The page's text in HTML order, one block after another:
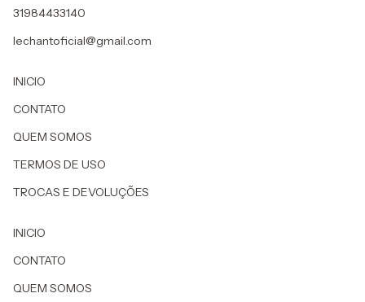
31984433140
lechantoficial@gmail.com
INICIO
CONTATO
QUEM SOMOS
TERMOS DE USO
TROCAS E DEVOLUÇÕES
INICIO
CONTATO
QUEM SOMOS